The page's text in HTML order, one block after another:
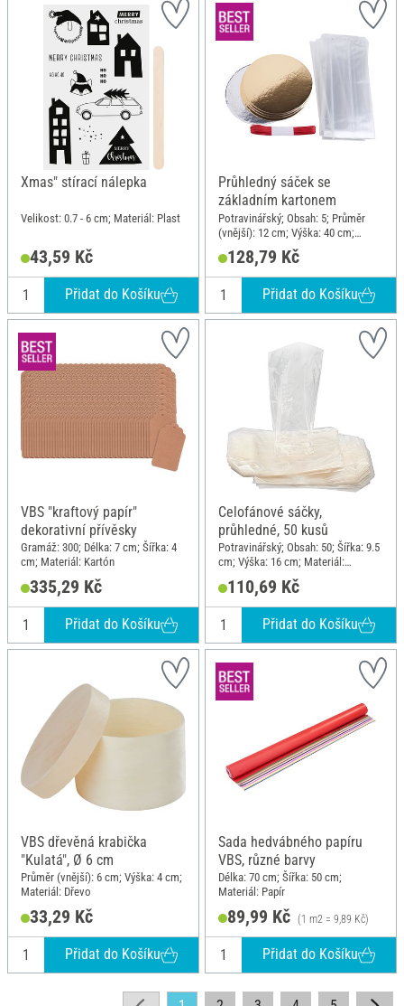
Xmas" stírací nálepka
Velikost: 0.7 - 6 cm; Materiál: Plast
43,59 Kč
Přidat do Košíku
Průhledný sáček se
základním kartonem
Potravinářský; Obsah: 5; Průměr
(vnější): 12 cm; Výška: 40 cm;
Materiál: Kartón, Polypropylen (PP)
128,79 Kč
Přidat do Košíku
VBS "kraftový papír"
dekorativní přívěsky
Gramáž: 300; Délka: 7 cm; Šířka: 4
cm; Materiál: Kartón
335,29 Kč
Přidat do Košíku
Celofánové sáčky,
průhledné, 50 kusů
Potravinářský; Obsah: 50; Šířka: 9.5
cm; Výška: 16 cm; Materiál:
110,69 Kč
Přidat do Košíku
VBS dřevěná krabička
"Kulatá", Ø 6 cm
Průměr (vnější): 6 cm; Výška: 4 cm;
Materiál: Dřevo
33,29 Kč
Přidat do Košíku
Sada hedvábného papíru
VBS, různé barvy
Délka: 70 cm; Šířka: 50 cm;
Materiál: Papír
89,99 Kč (1 m2 = 9,89 Kč)
Přidat do Košíku